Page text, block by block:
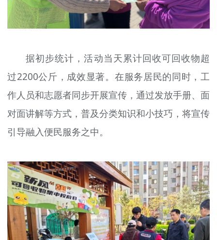
据初步统计，活动当天累计回收可回收物超
过2200公斤，成效显著。在服务居民的同时，工
作人员和志愿者同步开展宣传，通过发放手册、面
对面讲解等方式，普及分类知识和小技巧，将宣传
引导融入便民服务之中。